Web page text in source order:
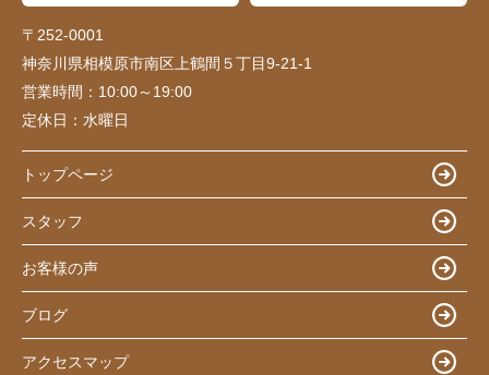
〒252-0001
神奈川県相模原市南区上鶴間５丁目9-21-1
営業時間： 10:00～19:00
定休日： 水曜日
トップページ
スタッフ
お客様の声
ブログ
アクセスマップ